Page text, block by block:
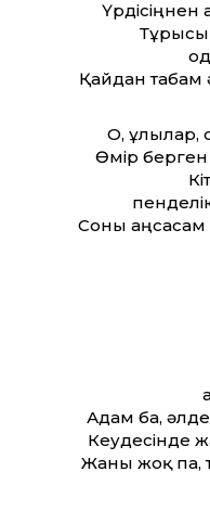
Қайдан табам
О, ұлылар,
Өмір берген
Соны аңсасам
Адам ба,
Кеудесінде
Жаны жоқ па,